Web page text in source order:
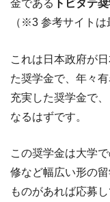
金である トビタテ
（※3 参考サイトは
これは日本政府が
た奨学金で、年々
充実した奨学金で
なるはずです。
この奨学金は大学
修など幅広い形の
ものがあれば応募